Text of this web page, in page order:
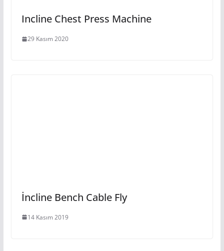
Incline Chest Press Machine
29 Kasım 2020
İncline Bench Cable Fly
14 Kasım 2019